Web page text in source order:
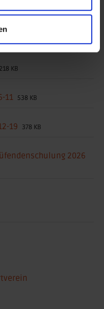
Digital
218 KB
11 538 KB
19 378 KB
2026